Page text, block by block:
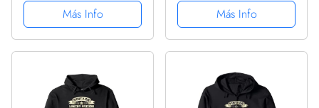
cumpleaños Sudadera
con Capucha
Más Info
Sudadera con Capucha
Más Info